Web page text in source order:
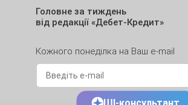
Головне за тиждень
від редакції «Дебет-Кредит»
Кожного понеділка на Ваш e-mail